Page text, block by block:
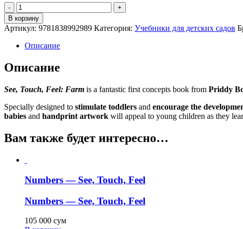
Quantity
В корзину
Артикул: 9781838992989 Категория: Учебники для детских садов
Описание
Описание
See, Touch, Feel: Farm is a fantastic first concepts book from Priddy
Specially designed to stimulate toddlers and encourage the
babies and handprint artwork will appeal to young children as they
Вам также будет интересно…
Numbers — See, Touch, Feel
Numbers — See, Touch, Feel
105 000 сум